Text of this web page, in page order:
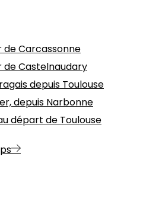
de Carcassonne
de Castelnaudary
depuis Toulouse
depuis Narbonne
départ de Toulouse